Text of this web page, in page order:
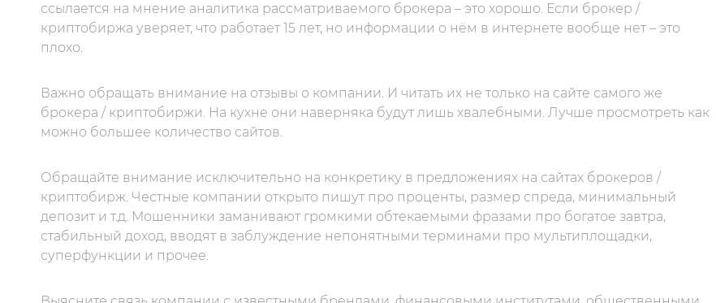
ссылается на мнение аналитика рассматриваемого брокера – это хорошо. Если брокер /
криптобиржа уверяет, что работает 15 лет, но информации о нём в интернете вообще нет – это
плохо.
Важно обращать внимание на отзывы о компании. И читать их не только на сайте самого же
брокера / криптобиржи. На кухне они наверняка будут лишь хвалебными. Лучше просмотреть как
можно большее количество сайтов.
Обращайте внимание исключительно на конкретику в предложениях на сайтах брокеров /
криптобирж. Честные компании открыто пишут про проценты, размер спреда, минимальный
депозит и т.д. Мошенники заманивают громкими обтекаемыми фразами про богатое завтра,
стабильный доход, вводят в заблуждение непонятными терминами про мультиплощадки,
суперфункции и прочее.